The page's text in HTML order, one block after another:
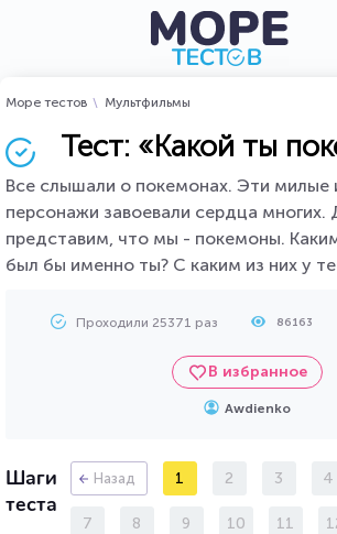
Море тестов Мультфильмы
Тест: «Какой ты
Все слышали о покемонах. Эти милые
персонажи завоевали сердца многих.
представим, что мы - покемоны.
был бы именно ты? С каким из них у
Проходили 25371 раз 86163
В избранное
Awdienko
Шаги
теста
Назад 1 2 3 4
7 8 9 10 11